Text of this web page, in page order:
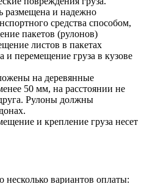
размещена и надежно
средства способом,
пакетов (рулонов)
листов в пакетах
и перемещение груза в кузове
на деревянные
50 мм, на расстоянии не
Рулоны должны
и крепление груза несет
несколько вариантов оплаты: